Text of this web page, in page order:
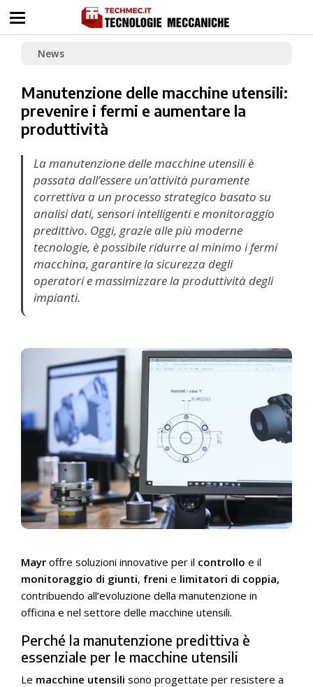
News
Manutenzione delle macchine utensili:
prevenire i fermi e aumentare la
produttività
La manutenzione delle macchine utensili è
passata dall’essere un’attività puramente
correttiva a un processo strategico basato su
analisi dati, sensori intelligenti e monitoraggio
predittivo. Oggi, grazie alle più moderne
tecnologie, è possibile ridurre al minimo i fermi
macchina, garantire la sicurezza degli
operatori e massimizzare la produttività degli
impianti.
Mayr offre soluzioni innovative per il controllo e il
monitoraggio di giunti, freni e limitatori di coppia,
contribuendo all’evoluzione della manutenzione in
officina e nel settore delle macchine utensili.
Perché la manutenzione predittiva è
essenziale per le macchine utensili
Le macchine utensili sono progettate per resistere a